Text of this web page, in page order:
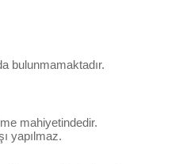
bulunmamaktadır.
mahiyetindedir.
yapılmaz.